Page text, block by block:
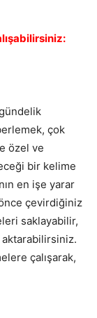
çok
özel ve
bir kelime
en işe yarar
çevirdiğiniz
saklayabilir,
aktarabilirsiniz.
çalışarak,